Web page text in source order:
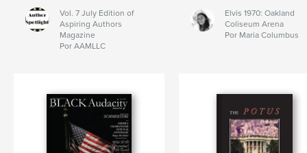
Vol. 7 July Edition of
Aspiring Authors
Magazine
Por AAMLLC
Elvis 1970: Oakland
Coliseum Arena
Por Maria Columbus